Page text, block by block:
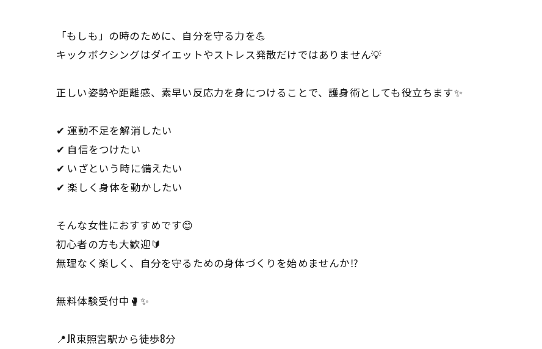
「もしも」の時のために、自分を守る力を💪
キックボクシングはダイエットやストレス発散だけではありません💡
正しい姿勢や距離感、素早い反応力を身につけることで、護身術としても役立ちます✨
✔ 運動不足を解消したい
✔ 自信をつけたい
✔ いざという時に備えたい
✔ 楽しく身体を動かしたい
そんな女性におすすめです😊
初心者の方も大歓迎🔰
無理なく楽しく、自分を守るための身体づくりを始めませんか⁉️
無料体験受付中🥊✨
📍JR東照宮駅から徒歩8分